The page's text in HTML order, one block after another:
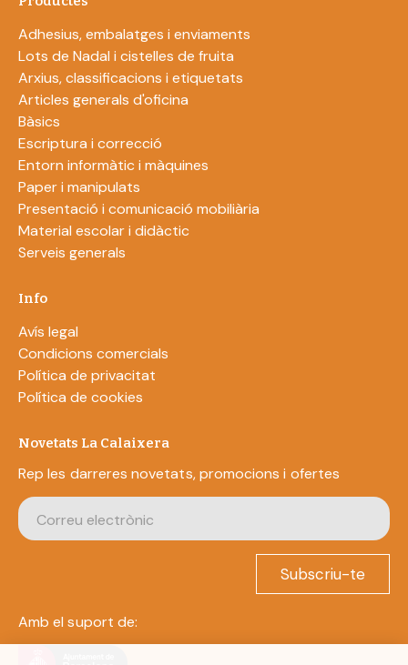
Adhesius, embalatges i enviaments
Lots de Nadal i cistelles de fruita
Arxius, classificacions i etiquetats
Articles generals d'oficina
Bàsics
Escriptura i correcció
Entorn informàtic i màquines
Paper i manipulats
Presentació i comunicació mobiliària
Material escolar i didàctic
Serveis generals
Info
Avís legal
Condicions comercials
Política de privacitat
Política de cookies
Novetats La Calaixera
Rep les darreres novetats, promocions i ofertes
Subscriu-te
Amb el suport de: